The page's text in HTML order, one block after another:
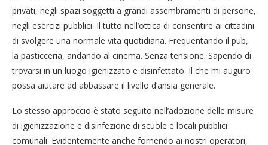
privati, negli spazi soggetti a grandi assembramenti di persone,
negli esercizi pubblici. Il tutto nell’ottica di consentire ai cittadini
di svolgere una normale vita quotidiana. Frequentando il pub,
la pasticceria, andando al cinema. Senza tensione. Sapendo di
trovarsi in un luogo igienizzato e disinfettato. Il che mi auguro
possa aiutare ad abbassare il livello d’ansia generale.
Lo stesso approccio è stato seguito nell’adozione delle misure
di igienizzazione e disinfezione di scuole e locali pubblici
comunali. Evidentemente anche fornendo ai nostri operatori,